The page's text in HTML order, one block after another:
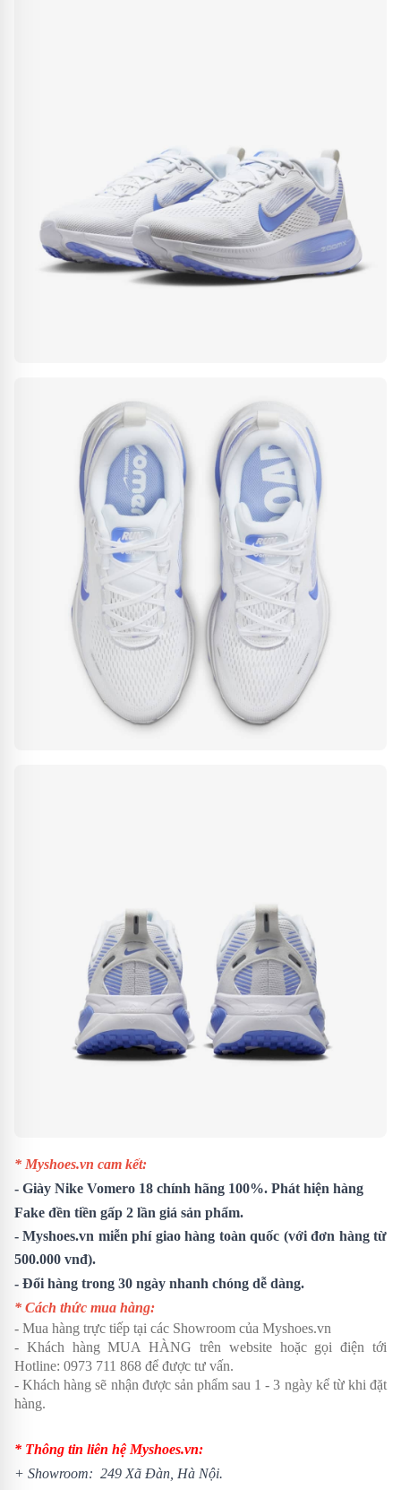
* Myshoes.vn cam kết:
- Giày Nike Vomero 18 chính hãng 100%. Phát hiện hàng
Fake đền tiền gấp 2 lần giá sản phẩm.
- Myshoes.vn miễn phí giao hàng toàn quốc (với đơn hàng từ
500.000 vnđ).
- Đổi hàng trong 30 ngày nhanh chóng dễ dàng.
* Cách thức mua hàng:
- Mua hàng trực tiếp tại các Showroom của Myshoes.vn
- Khách hàng MUA HÀNG trên website hoặc gọi điện tới
Hotline: 0973 711 868 để được tư vấn.
- Khách hàng sẽ nhận được sản phẩm sau 1 - 3 ngày kể từ khi đặt
hàng.
* Thông tin liên hệ Myshoes.vn:
+ Showroom: 249 Xã Đàn, Hà Nội.